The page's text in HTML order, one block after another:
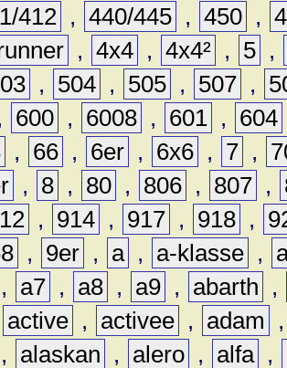
412 , 440/445 , 450 ,
, 4x4 , 4x4² , 5 ,
, 504 , 505 , 507 ,
600 , 6008 , 601 , 604
, 66 , 6er , 6x6 , 7 ,
, 8 , 80 , 806 , 807 ,
, 914 , 917 , 918 ,
, 9er , a , a-klasse ,
, a7 , a8 , a9 , abarth
,
active , activee , adam
, alaskan , alero , alfa ,